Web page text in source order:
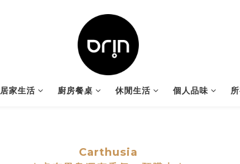
居家生活 廚房餐桌 休閒生活 個人品味
Carthusia